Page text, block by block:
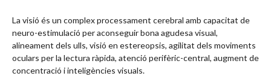
La visió és un complex processament cerebral amb capacitat de
neuro-estimulació per aconseguir bona agudesa visual,
alineament dels ulls, visió en estereopsis, agilitat dels moviments
oculars per la lectura ràpida, atenció perifèric-central, augment de
concentració i inteligències visuals.